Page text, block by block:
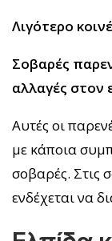
Λιγότερο
Σοβαρές
αλλαγές στον
Αυτές οι
με κάποια
σοβαρές. Στις
ενδέχεται να